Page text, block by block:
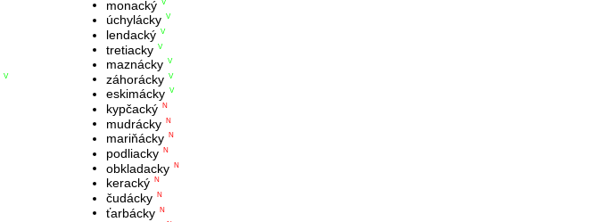
V
monacký V
úchylácky V
lendacký V
tretiacky V
maznácky V
záhorácky V
eskimácky V
kypčacký N
mudrácky N
mariňácky N
podliacky N
obkladacky N
keracký N
čudácky N
ťarbácky N